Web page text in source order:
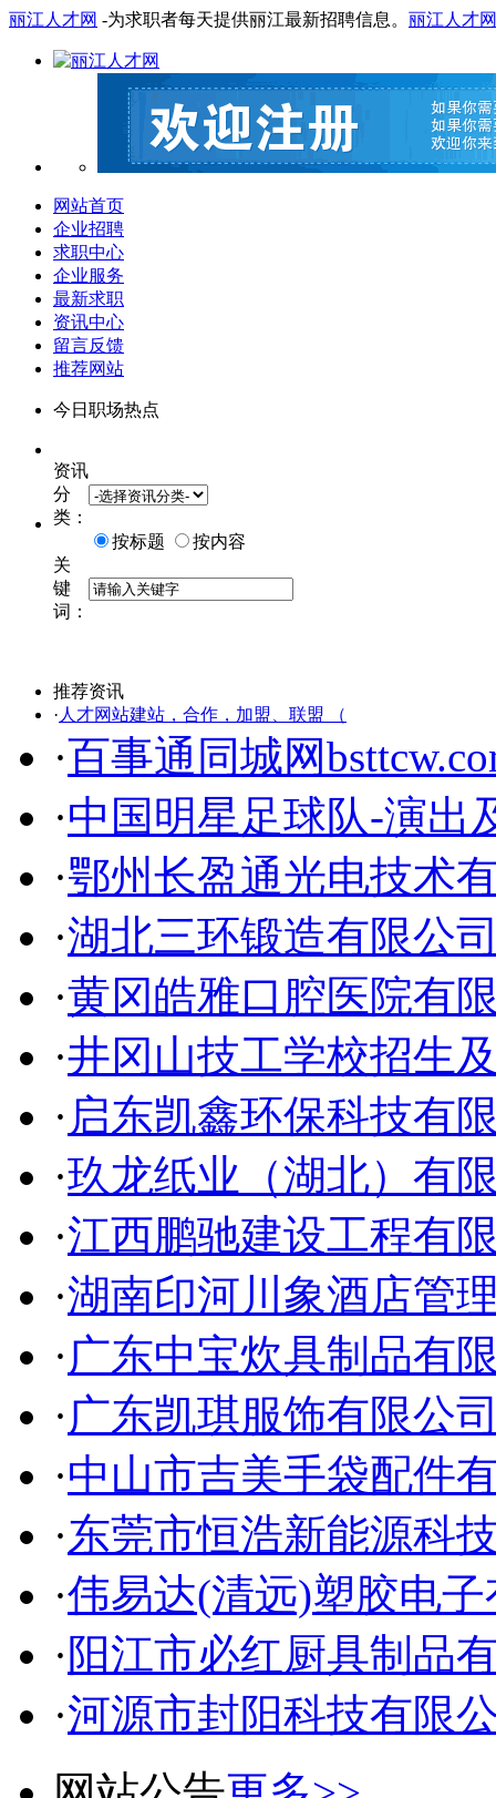
丽江人才网 -为求职者每天提供丽江最新招聘信息。 丽江人才网
网站首页
企业招聘
求职中心
企业服务
最新求职
资讯中心
留言反馈
推荐网站
今日职场热点
资讯
分
类：
按标题
按内容
关
键
词：
推荐资讯
· 人才网站建站，合作，加盟、联盟 （
·百事通同城网
·中国明星足球队-演出
·鄂州长盈通光电技术
·湖北三环锻造有限公
·黄冈皓雅口腔医院有
·井冈山技工学校招生
· 启东凯鑫环保科技有
·玖龙纸业（湖北）有
·江西鹏驰建设工程有
·湖南印河川象酒店管
·广东中宝炊具制品有
·广东凯琪服饰有限公
·中山市吉美手袋配件
·东莞市恒浩新能源科
·伟易达(清远)塑胶电
· 阳江市必红厨具制品
·河源市封阳科技有限